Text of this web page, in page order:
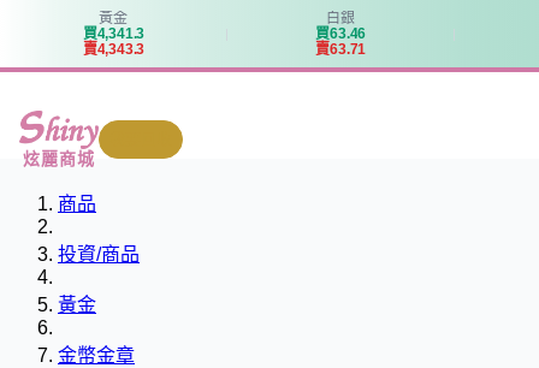
黃金
買4,341.3
賣4,343.3
白銀
買63.46
賣63.71
炫麗商城
商品
投資/商品
黃金
金幣金章